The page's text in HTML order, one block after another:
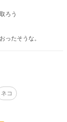
ろう
ったそうな。
ネコ